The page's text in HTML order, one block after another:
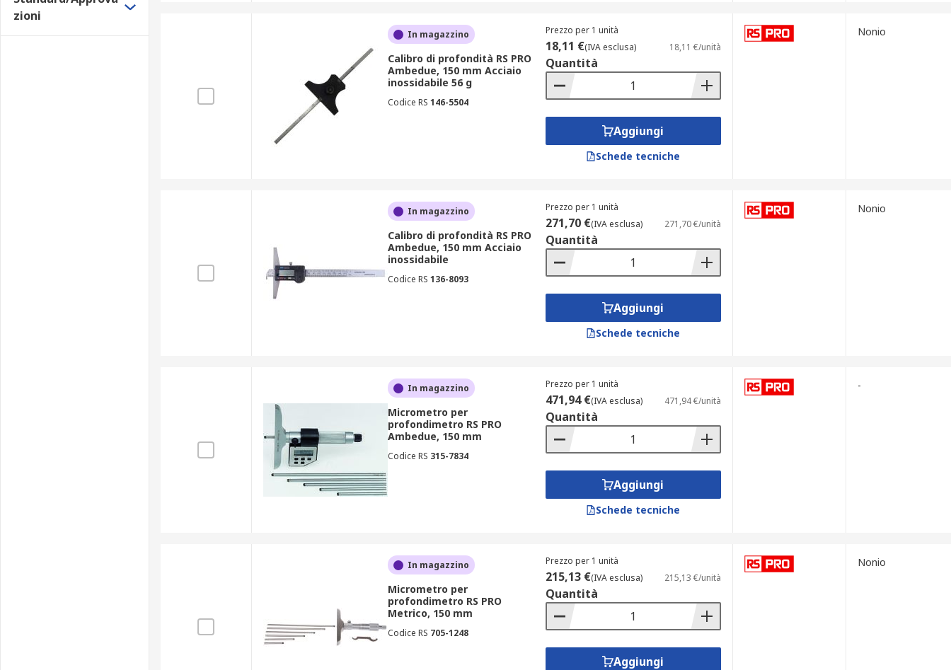
zioni
In magazzino
Calibro di profondità RS PRO
Ambedue, 150 mm Acciaio
inossidabile 56 g
Codice RS 146-5504
Prezzo per 1 unità
18,11 €(IVA esclusa) 18,11 €/unità
Quantità
Aggiungi
Schede tecniche
Nonio
In magazzino
Calibro di profondità RS PRO
Ambedue, 150 mm Acciaio
inossidabile
Codice RS 136-8093
Prezzo per 1 unità
271,70 €(IVA esclusa) 271,70 €/unità
Quantità
Aggiungi
Schede tecniche
Nonio
In magazzino
Micrometro per
profondimetro RS PRO
Ambedue, 150 mm
Codice RS 315-7834
Prezzo per 1 unità
471,94 €(IVA esclusa) 471,94 €/unità
Quantità
Aggiungi
Schede tecniche
-
In magazzino
Micrometro per
profondimetro RS PRO
Metrico, 150 mm
Codice RS 705-1248
Prezzo per 1 unità
215,13 €(IVA esclusa) 215,13 €/unità
Quantità
Aggiungi
Nonio